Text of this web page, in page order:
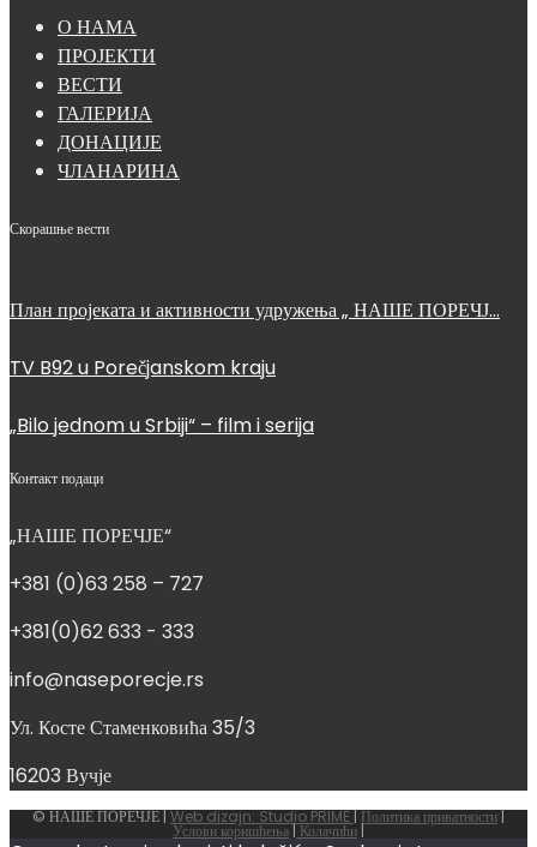
О НАМА
ПРОЈЕКТИ
ВЕСТИ
ГАЛЕРИЈА
ДОНАЦИЈЕ
ЧЛАНАРИНА
Скорашње вести
План пројеката и активности удружења „ НАШЕ ПОРЕЧЈ…
TV B92 u Porečjanskom kraju
„Bilo jednom u Srbiji“ – film i serija
Контакт подаци
„НАШЕ ПОРЕЧЈЕ“
+381 (0)63 258 – 727
+381(0)62 633 - 333
info@naseporecje.rs
Ул. Косте Стаменковића 35/3
16203 Вучје
© НАШЕ ПОРЕЧЈЕ |Web dizajn: Studio PRIME|Политика приватности|
Услови коришћења|Колачићи|